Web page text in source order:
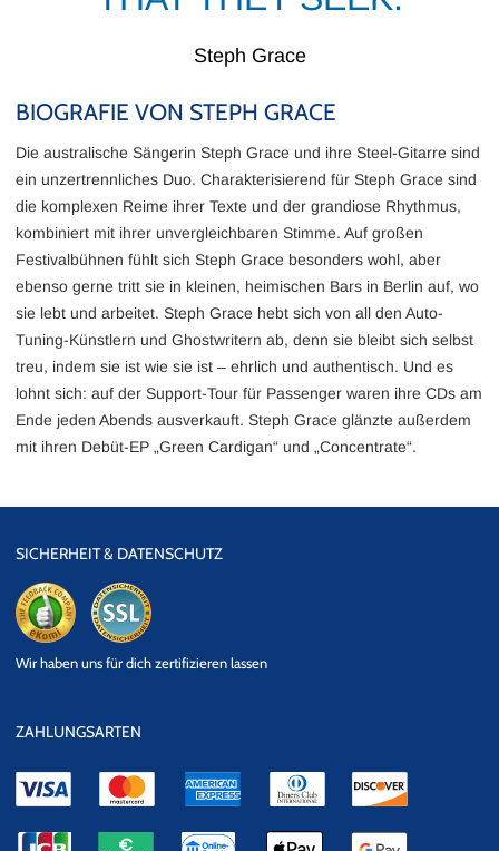
Steph Grace
BIOGRAFIE VON STEPH GRACE
Die australische Sängerin Steph Grace und ihre Steel-Gitarre sind
ein unzertrennliches Duo. Charakterisierend für Steph Grace sind
die komplexen Reime ihrer Texte und der grandiose Rhythmus,
kombiniert mit ihrer unvergleichbaren Stimme. Auf großen
Festivalbühnen fühlt sich Steph Grace besonders wohl, aber
ebenso gerne tritt sie in kleinen, heimischen Bars in Berlin auf, wo
sie lebt und arbeitet. Steph Grace hebt sich von all den Auto-
Tuning-Künstlern und Ghostwritern ab, denn sie bleibt sich selbst
treu, indem sie ist wie sie ist – ehrlich und authentisch. Und es
lohnt sich: auf der Support-Tour für Passenger waren ihre CDs am
Ende jeden Abends ausverkauft. Steph Grace glänzte außerdem
mit ihren Debüt-EP „Green Cardigan“ und „Concentrate“.
SICHERHEIT & DATENSCHUTZ
Datensicherheit
Wir haben uns für dich zertifizieren lassen
ZAHLUNGSARTEN